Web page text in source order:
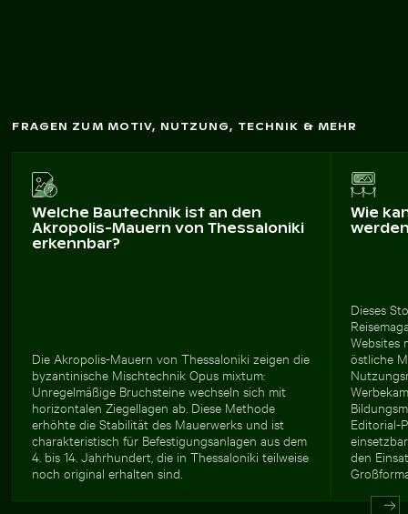
FRAGEN ZUM MOTIV, NUTZUNG, TECHNIK & MEHR
Welche Bautechnik ist an den
Akropolis-Mauern von Thessaloniki
erkennbar?
Die Akropolis-Mauern von Thessaloniki zeigen die
byzantinische Mischtechnik Opus mixtum:
Unregelmäßige Bruchsteine wechseln sich mit
horizontalen Ziegellagen ab. Diese Methode
erhöhte die Stabilität des Mauerwerks und ist
charakteristisch für Befestigungsanlagen aus dem
4. bis 14. Jahrhundert, die in Thessaloniki teilweise
noch original erhalten sind.
Wie
Dieses
Websites
östliche
Editorial-
den